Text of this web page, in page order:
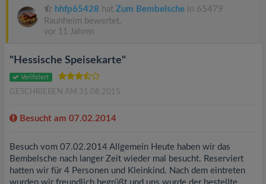
hhfp65428 hat Zum Bembelsche in 65479
Raunheim bewertet.
vor 11 Jahren
"Hessische Speisekarte"
Verifiziert
GESCHRIEBEN AM 31.08.2015
Besucht am 07.02.2014
Besuch vom 07.02.2014 Allgemein Heute haben wir das
Bembelsche nach langer Zeit wieder mal besucht. Reserviert
hatten wir für 4 Personen und Kleinkind. Nach dem eintreten